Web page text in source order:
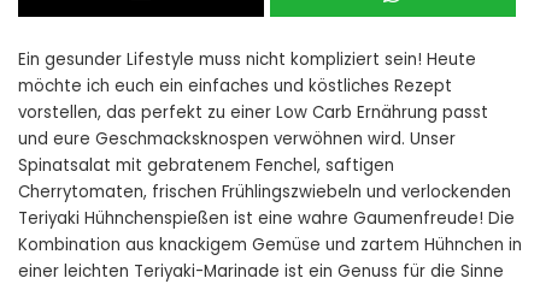
Ein gesunder Lifestyle muss nicht kompliziert sein! Heute
möchte ich euch ein einfaches und köstliches Rezept
vorstellen, das perfekt zu einer Low Carb Ernährung passt
und eure Geschmacksknospen verwöhnen wird. Unser
Spinatsalat mit gebratenem Fenchel, saftigen
Cherrytomaten, frischen Frühlingszwiebeln und verlockenden
Teriyaki Hühnchenspießen ist eine wahre Gaumenfreude! Die
Kombination aus knackigem Gemüse und zartem Hühnchen in
einer leichten Teriyaki-Marinade ist ein Genuss für die Sinne